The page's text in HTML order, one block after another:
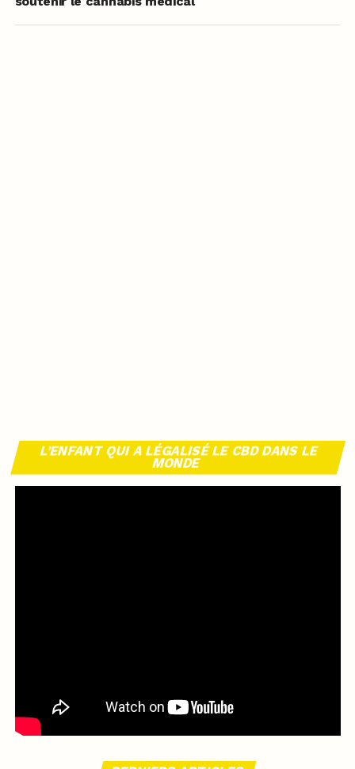
L’ENFANT QUI A LÉGALISÉ LE CBD DANS LE
MONDE